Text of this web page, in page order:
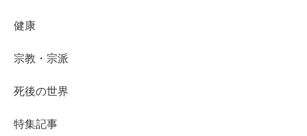
健康
宗教・宗派
死後の世界
特集記事